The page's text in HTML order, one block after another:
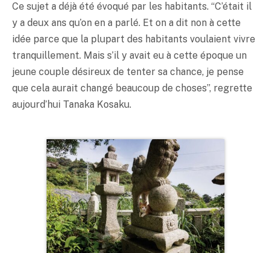
Ce sujet a déjà été évoqué par les habitants. “C’était il
y a deux ans qu’on en a parlé. Et on a dit non à cette
idée parce que la plupart des habitants voulaient vivre
tranquillement. Mais s’il y avait eu à cette époque un
jeune couple désireux de tenter sa chance, je pense
que cela aurait changé beaucoup de choses”, regrette
aujourd’hui Tanaka Kosaku.